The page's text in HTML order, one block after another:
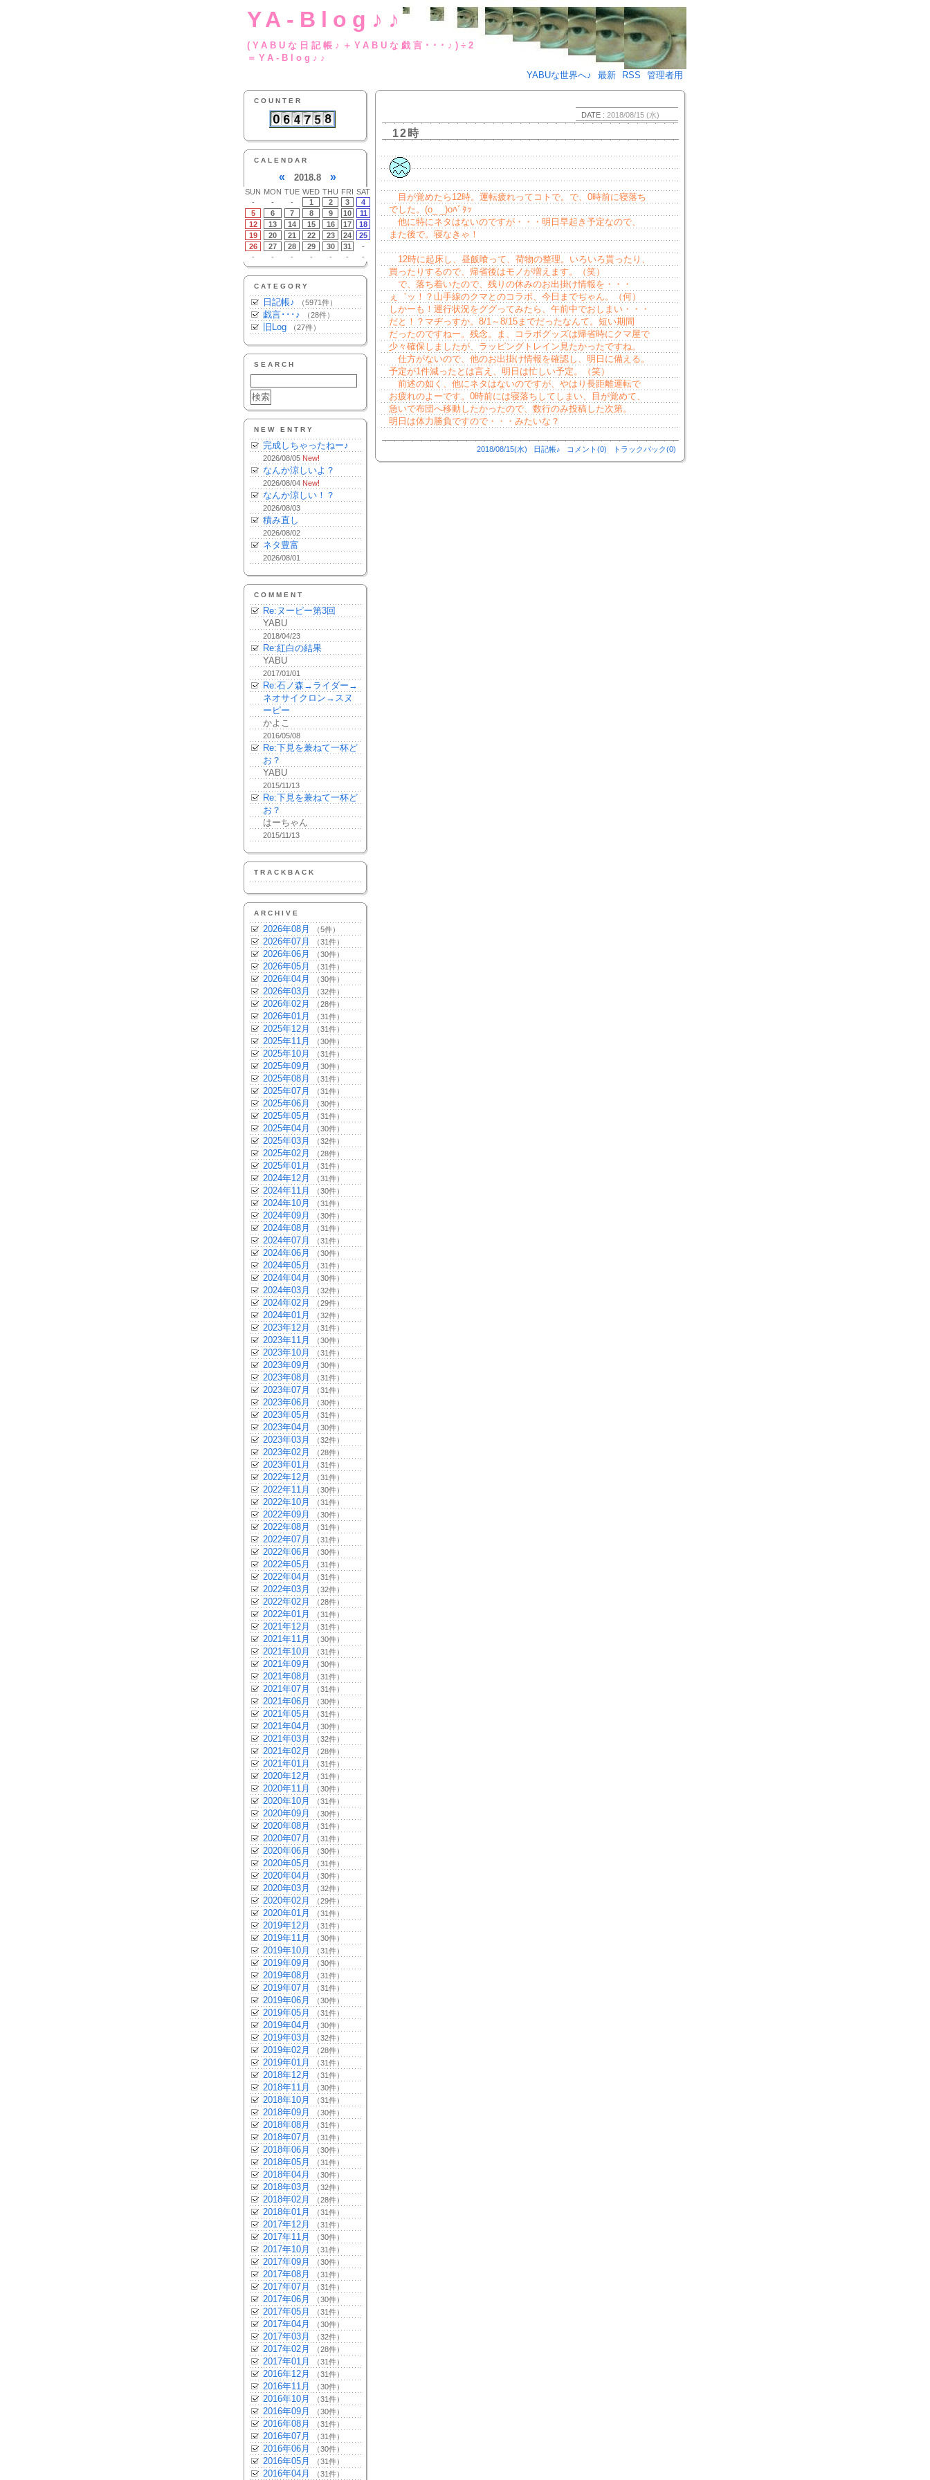
YA-Blog♪♪
(YABUな日記帳♪＋YABUな戯言･･･♪)÷2
＝YA-Blog♪♪
YABUな世界へ♪
最新 RSS 管理者用
COUNTER
CALENDAR
« 2018.8 »
SUN MON TUE WED THU FRI SAT
-
- - 1 2 3
4
5
6 7 8 9 10
11
12
13 14 15 16 17
18
19
20 21 22 23 24
25
26
27 28 29 30 31
-
-
- - - - - -
CATEGORY
日記帳♪ （5971件）
戯言･･･♪ （28件）
旧Log （27件）
SEARCH
NEW ENTRY
完成しちゃったねー♪
2026/08/05 New!
なんか涼しいよ？
2026/08/04 New!
なんか涼しい！？
2026/08/03
積み直し
2026/08/02
ネタ豊富
2026/08/01
COMMENT
Re:ヌーピー第3回
YABU
2018/04/23
Re:紅白の結果
YABU
2017/01/01
Re:石ノ森→ライダー→
ネオサイクロン→スヌ
ーピー
かよこ
2016/05/08
Re:下見を兼ねて一杯ど
お？
YABU
2015/11/13
Re:下見を兼ねて一杯ど
お？
はーちゃん
2015/11/13
TRACKBACK
ARCHIVE
2026年08月 （5件）
2026年07月 （31件）
2026年06月 （30件）
2026年05月 （31件）
2026年04月 （30件）
2026年03月 （32件）
2026年02月 （28件）
2026年01月 （31件）
2025年12月 （31件）
2025年11月 （30件）
2025年10月 （31件）
2025年09月 （30件）
2025年08月 （31件）
2025年07月 （31件）
2025年06月 （30件）
2025年05月 （31件）
2025年04月 （30件）
2025年03月 （32件）
2025年02月 （28件）
2025年01月 （31件）
2024年12月 （31件）
2024年11月 （30件）
2024年10月 （31件）
2024年09月 （30件）
2024年08月 （31件）
2024年07月 （31件）
2024年06月 （30件）
2024年05月 （31件）
2024年04月 （30件）
2024年03月 （32件）
2024年02月 （29件）
2024年01月 （32件）
2023年12月 （31件）
2023年11月 （30件）
2023年10月 （31件）
2023年09月 （30件）
2023年08月 （31件）
2023年07月 （31件）
2023年06月 （30件）
2023年05月 （31件）
2023年04月 （30件）
2023年03月 （32件）
2023年02月 （28件）
2023年01月 （31件）
2022年12月 （31件）
2022年11月 （30件）
2022年10月 （31件）
2022年09月 （30件）
2022年08月 （31件）
2022年07月 （31件）
2022年06月 （30件）
2022年05月 （31件）
2022年04月 （31件）
2022年03月 （32件）
2022年02月 （28件）
2022年01月 （31件）
2021年12月 （31件）
2021年11月 （30件）
2021年10月 （31件）
2021年09月 （30件）
2021年08月 （31件）
2021年07月 （31件）
2021年06月 （30件）
2021年05月 （31件）
2021年04月 （30件）
2021年03月 （32件）
2021年02月 （28件）
2021年01月 （31件）
2020年12月 （31件）
2020年11月 （30件）
2020年10月 （31件）
2020年09月 （30件）
2020年08月 （31件）
2020年07月 （31件）
2020年06月 （30件）
2020年05月 （31件）
2020年04月 （30件）
2020年03月 （32件）
2020年02月 （29件）
2020年01月 （31件）
2019年12月 （31件）
2019年11月 （30件）
2019年10月 （31件）
2019年09月 （30件）
2019年08月 （31件）
2019年07月 （31件）
2019年06月 （30件）
2019年05月 （31件）
2019年04月 （30件）
2019年03月 （32件）
2019年02月 （28件）
2019年01月 （31件）
2018年12月 （31件）
2018年11月 （30件）
2018年10月 （31件）
2018年09月 （30件）
2018年08月 （31件）
2018年07月 （31件）
2018年06月 （30件）
2018年05月 （31件）
2018年04月 （30件）
2018年03月 （32件）
2018年02月 （28件）
2018年01月 （31件）
2017年12月 （31件）
2017年11月 （30件）
2017年10月 （31件）
2017年09月 （30件）
2017年08月 （31件）
2017年07月 （31件）
2017年06月 （30件）
2017年05月 （31件）
2017年04月 （30件）
2017年03月 （32件）
2017年02月 （28件）
2017年01月 （31件）
2016年12月 （31件）
2016年11月 （30件）
2016年10月 （31件）
2016年09月 （30件）
2016年08月 （31件）
2016年07月 （31件）
2016年06月 （30件）
2016年05月 （31件）
2016年04月 （31件）
DATE : 2018/08/15 (水)
12時
目が覚めたら12時。運転疲れってコトで。で、0時前に寝落ち
でした。(o_ _)oﾊﾞﾀｯ
他に特にネタはないのですが・・・明日早起き予定なので、
また後で。寝なきゃ！
12時に起床し、昼飯喰って、荷物の整理。いろいろ貰ったり、
買ったりするので、帰省後はモノが増えます。（笑）
で、落ち着いたので、残りの休みのお出掛け情報を・・・
ぇ゛ッ！？山手線のクマとのコラボ、今日までぢゃん。（何）
しかーも！運行状況をググってみたら、午前中でおしまい・・・
だと！？マヂっすか。8/1～8/15までだったなんて。短い期間
だったのですねー。残念。ま、コラボグッズは帰省時にクマ屋で
少々確保しましたが、ラッピングトレイン見たかったですね。
仕方がないので、他のお出掛け情報を確認し、明日に備える。
予定が1件減ったとは言え、明日は忙しい予定。（笑）
前述の如く、他にネタはないのですが、やはり長距離運転で
お疲れのよーです。0時前には寝落ちしてしまい、目が覚めて、
急いで布団へ移動したかったので、数行のみ投稿した次第。
明日は体力勝負ですので・・・みたいな？
2018/08/15(水) 日記帳♪ コメント(0) トラックバック(0)